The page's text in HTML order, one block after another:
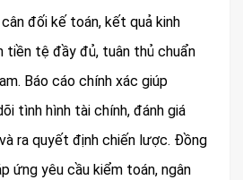
đối kế toán, kết quả kinh
tiền tệ đầy đủ, tuân thủ chuẩn
Báo cáo chính xác giúp
tình hình tài chính, đánh giá
ra quyết định chiến lược. Đồng
ứng yêu cầu kiểm toán, ngân